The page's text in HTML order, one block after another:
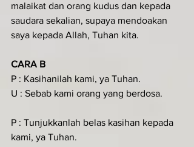
malaikat dan orang kudus dan kepada
saudara sekalian, supaya mendoakan
saya kepada Allah, Tuhan kita.
CARA B
P : Kasihanilah kami, ya Tuhan.
U : Sebab kami orang yang berdosa.
P : Tunjukkanlah belas kasihan kepada
kami, ya Tuhan.